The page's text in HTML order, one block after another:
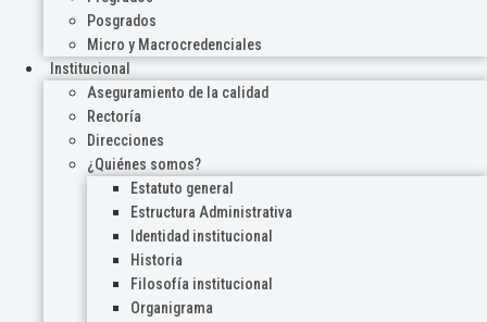
Posgrados
Micro y Macrocredenciales
Institucional
Aseguramiento de la calidad
Rectoría
Direcciones
¿Quiénes somos?
Estatuto general
Estructura Administrativa
Identidad institucional
Historia
Filosofía institucional
Organigrama